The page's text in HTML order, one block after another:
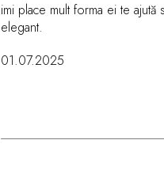
imi place mult forma ei te
elegant.
01.07.2025